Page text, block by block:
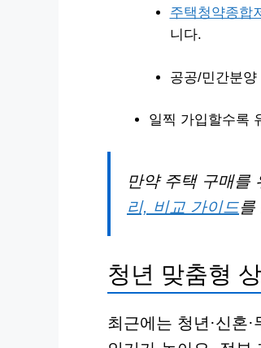
주택청약종합
니다.
공공/민간분
일찍 가입할수록
만약 주택 구매를
리, 비교 가이드를
청년 맞춤형
최근에는 청년·신혼